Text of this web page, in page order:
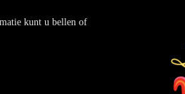
kunt u bellen of